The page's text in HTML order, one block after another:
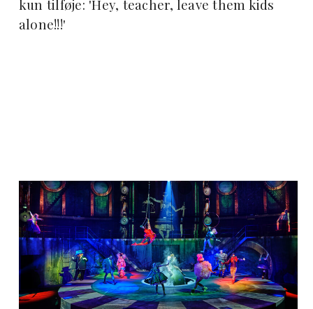
kun tilføje: 'Hey, teacher, leave them kids
alone!!!'